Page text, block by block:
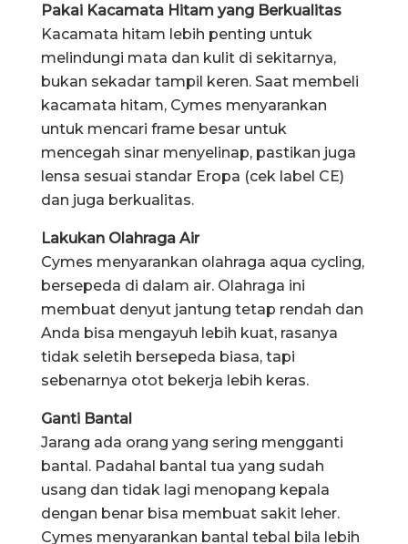
Pakai Kacamata Hitam yang Berkualitas
Kacamata hitam lebih penting untuk
melindungi mata dan kulit di sekitarnya,
bukan sekadar tampil keren. Saat membeli
kacamata hitam, Cymes menyarankan
untuk mencari frame besar untuk
mencegah sinar menyelinap, pastikan juga
lensa sesuai standar Eropa (cek label CE)
dan juga berkualitas.
Lakukan Olahraga Air
Cymes menyarankan olahraga aqua cycling,
bersepeda di dalam air. Olahraga ini
membuat denyut jantung tetap rendah dan
Anda bisa mengayuh lebih kuat, rasanya
tidak seletih bersepeda biasa, tapi
sebenarnya otot bekerja lebih keras.
Ganti Bantal
Jarang ada orang yang sering mengganti
bantal. Padahal bantal tua yang sudah
usang dan tidak lagi menopang kepala
dengan benar bisa membuat sakit leher.
Cymes menyarankan bantal tebal bila lebih